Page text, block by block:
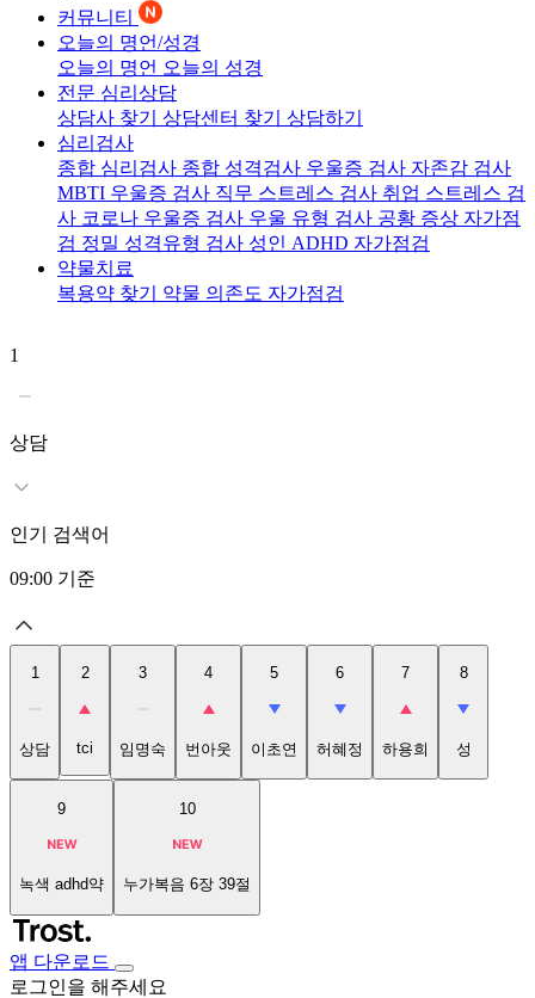
커뮤니티
오늘의 명언/성경
오늘의 명언 오늘의 성경
전문 심리상담
상담사 찾기 상담센터 찾기 상담하기
심리검사
종합 심리검사 종합 성격검사 우울증 검사 자존감 검사
MBTI 우울증 검사 직무 스트레스 검사 취업 스트레스 검
사 코로나 우울증 검사 우울 유형 검사 공황 증상 자가점
검 정밀 성격유형 검사 성인 ADHD 자가점검
약물치료
복용약 찾기 약물 의존도 자가점검
1
상담
인기 검색어
09:00 기준
1
상담
2
tci
3
임명숙
4
번아웃
5
이초연
6
허혜정
7
하용희
8
성
9
녹색 adhd약
10
누가복음 6장 39절
앱 다운로드
로그인을 해주세요